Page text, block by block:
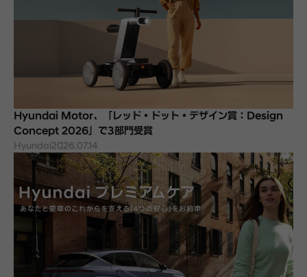
Hyundai Motor、「レッド・ドット・デザイン賞：Design
Concept 2026」で3部門受賞
Hyundai2026.07.14